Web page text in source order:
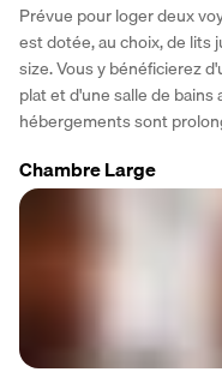
Prévue pour loger deux
est dotée, au choix, de lits
size. Vous y bénéficierez
plat et d'une salle de
hébergements sont
Chambre Large